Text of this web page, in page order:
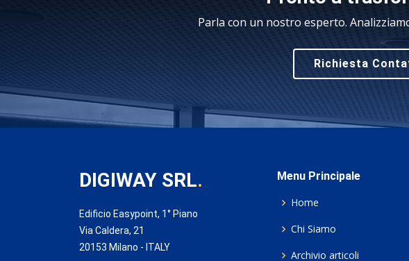
Parla con un nostro esperto.
Richiesta
DIGIWAY SRL.
Edificio Easypoint, 1° Piano
Via Caldera, 21
20153 Milano - ITALY
Menu Principale
Home
Chi Siamo
Archivio articoli